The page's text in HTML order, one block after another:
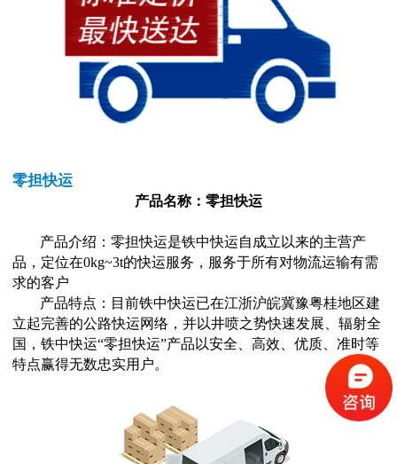
零担快运
产品名称：零担快运
产品介绍：零担快运是铁中快运自成立以来的主营产
品，定位在0kg~3t的快运服务，服务于所有对物流运输有需
求的客户
产品特点：目前铁中快运已在江浙沪皖冀豫粤桂地区建
立起完善的公路快运网络，并以井喷之势快速发展、辐射全
国，铁中快运“零担快运”产品以安全、高效、优质、准时等
特点赢得无数忠实用户。